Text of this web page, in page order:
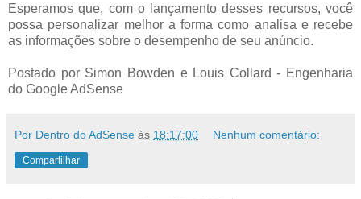
Esperamos que, com o lançamento desses recursos, você
possa personalizar melhor a forma como analisa e recebe
as informações sobre o desempenho de seu anúncio.
Postado por Simon Bowden e Louis Collard - Engenharia
do Google AdSense
Por Dentro do AdSense às 18:17:00 Nenhum comentário:
Compartilhar